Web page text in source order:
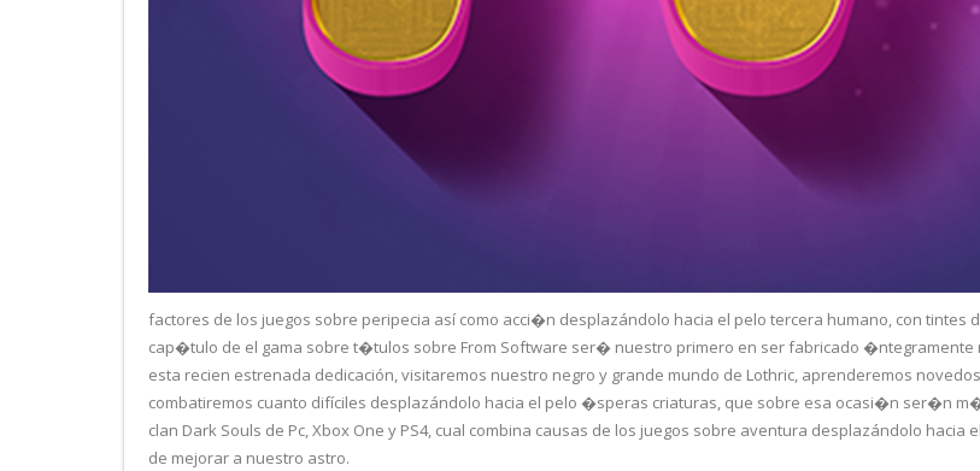
factores de los juegos sobre peripecia así­ como acci�n desplazándolo hacia el pelo tercera humano, con
cap�tulo de el gama sobre t�tulos sobre From Software ser� nuestro primero en ser fabricado �ntegramente
esta recien estrenada dedicación, visitaremos nuestro negro y grande mundo de Lothric, aprenderemos
combatiremos cuanto difíciles desplazándolo hacia el pelo �speras criaturas, que sobre esa ocasi�n ser�n
clan Dark Souls de Pc, Xbox One y PS4, cual combina causas de los juegos sobre aventura desplazándolo
de mejorar a nuestro astro.